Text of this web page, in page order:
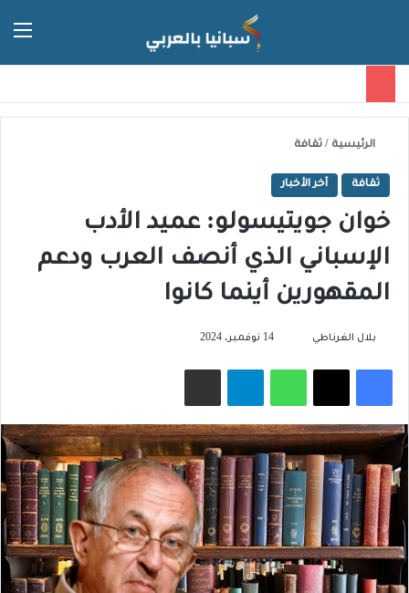
الرئيسية / ثقافة
ثقافة آخر الأخبار
خوان جويتيسولو: عميد الأدب
الإسباني الذي أنصف العرب ودعم
المقهورين أينما كانوا
بلال الغرناطي 14 نوفمبر، 2024
فيسبوك‫X واتساب تيلقرام مشاركة عبر البريد